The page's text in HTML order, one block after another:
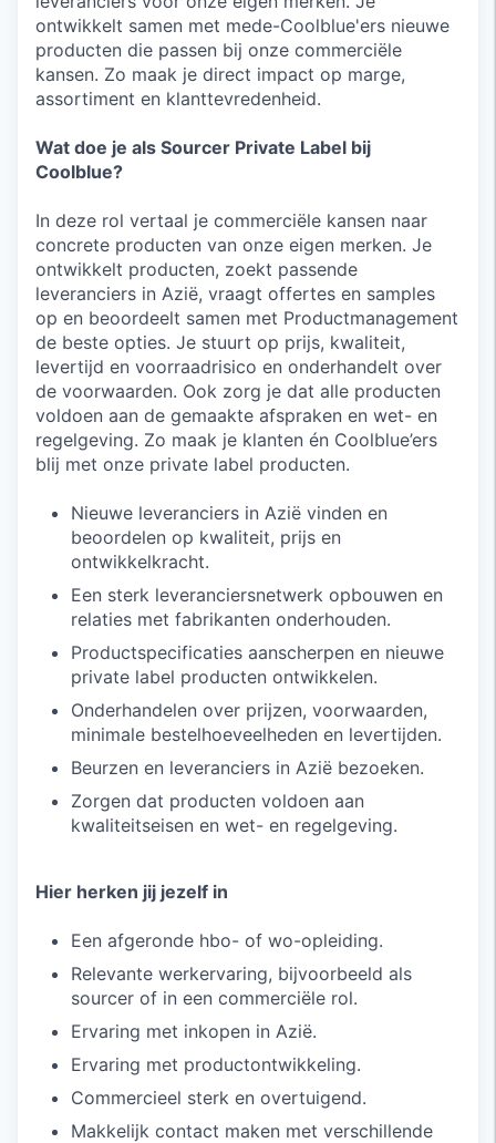
ontwikkelt samen met mede-Coolblue'ers nieuwe
producten die passen bij onze commerciële
kansen. Zo maak je direct impact op marge,
assortiment en klanttevredenheid.
Wat doe je als Sourcer Private Label bij
Coolblue?
In deze rol vertaal je commerciële kansen naar
concrete producten van onze eigen merken. Je
ontwikkelt producten, zoekt passende
leveranciers in Azië, vraagt offertes en samples
op en beoordeelt samen met Productmanagement
de beste opties. Je stuurt op prijs, kwaliteit,
levertijd en voorraadrisico en onderhandelt over
de voorwaarden. Ook zorg je dat alle producten
voldoen aan de gemaakte afspraken en wet- en
regelgeving. Zo maak je klanten én Coolblue’ers
blij met onze private label producten.
Nieuwe leveranciers in Azië vinden en
beoordelen op kwaliteit, prijs en
ontwikkelkracht.
Een sterk leveranciersnetwerk opbouwen en
relaties met fabrikanten onderhouden.
Productspecificaties aanscherpen en nieuwe
private label producten ontwikkelen.
Onderhandelen over prijzen, voorwaarden,
minimale bestelhoeveelheden en levertijden.
Beurzen en leveranciers in Azië bezoeken.
Zorgen dat producten voldoen aan
kwaliteitseisen en wet- en regelgeving.
Hier herken jij jezelf in
Een afgeronde hbo- of wo-opleiding.
Relevante werkervaring, bijvoorbeeld als
sourcer of in een commerciële rol.
Ervaring met inkopen in Azië.
Ervaring met productontwikkeling.
Commercieel sterk en overtuigend.
Makkelijk contact maken met verschillende